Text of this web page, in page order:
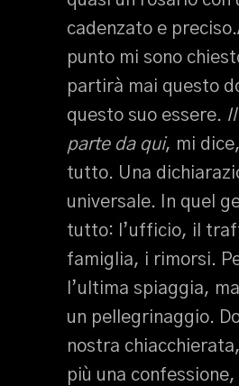
cadenzato e
punto mi sono
partirà mai questo
questo suo essere.
parte da qui, mi
tutto. Una
universale. In quel
tutto: l’ufficio, il
famiglia, i rimorsi.
l’ultima spiaggia,
un pellegrinaggio.
nostra
più una